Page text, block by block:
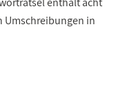
Umschreibungen in